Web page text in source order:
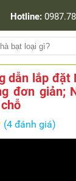
Hotline:
dẫn lắp đặt
đơn giản;
(4 đánh giá)